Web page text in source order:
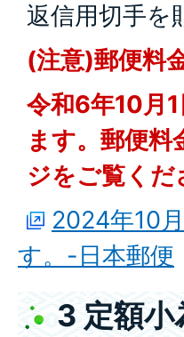
返信用切手を
(注意)郵便料
令和6年10月
ます。郵便
ジをご覧くだ
2024年10
す。-日本郵便
3 定額小